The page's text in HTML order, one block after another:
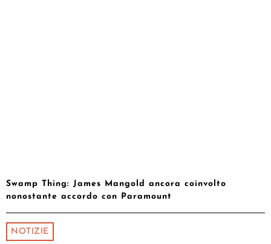
Swamp Thing: James Mangold ancora coinvolto
nonostante accordo con Paramount
NOTIZIE